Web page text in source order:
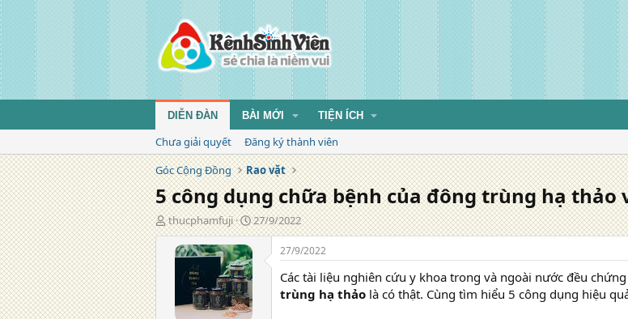
DIỄN ĐÀN BÀI MỚI TIỆN ÍCH
Chưa giải quyết
Đăng ký thành viên
Góc Cộng Đồng
Rao vặt
5 công dụng chữa bệnh của đông trùng hạ thảo
T
á
thucphamfuji
N
g
27/9/2022
27/9/2022
Các tài liệu nghiên cứu y khoa trong và ngoài nước đều
trùng hạ thảo là có thật. Cùng tìm hiểu 5 công dụng hiệu